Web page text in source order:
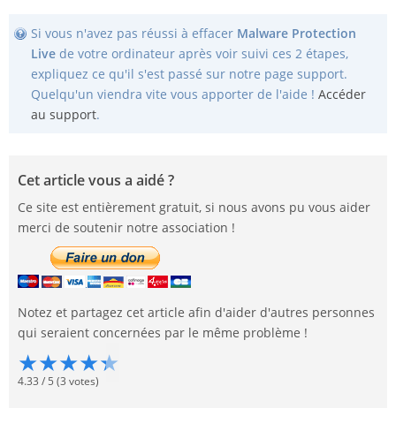
Si vous n'avez pas réussi à effacer Malware Protection
Live de votre ordinateur après voir suivi ces 2 étapes,
expliquez ce qu'il s'est passé sur notre page support.
Quelqu'un viendra vite vous apporter de l'aide ! Accéder
au support.
Cet article vous a aidé ?
Ce site est entièrement gratuit, si nous avons pu vous aider
merci de soutenir notre association !
Notez et partagez cet article afin d'aider d'autres personnes
qui seraient concernées par le même problème !
★★★★★
4.33 / 5 (3 votes)